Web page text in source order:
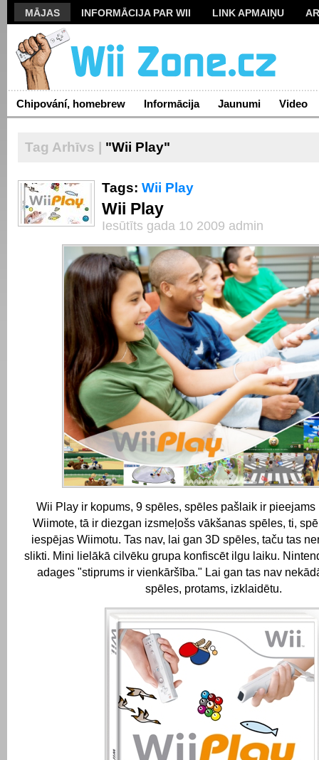
MĀJAS INFORMĀCIJA PAR WII LINK APMAIŅU
Chipování, homebrew Informācija Jaunumi Video
Tag Arhīvs | "Wii Play"
Tags: Wii Play
Wii Play
Iesūtīts gada 10 2009 admin
Wii Play ir kopums, 9 spēles, spēles pašlaik ir pieejams
Wiimote, tā ir diezgan izsmeļošs vākšanas spēles, ti,
iespējas Wiimotu. Tas nav, lai gan 3D spēles, taču tas
slikti. Mini lielākā cilvēku grupa konfiscēt ilgu laiku.
adages "stiprums ir vienkāršība." Lai gan tas nav
spēles, protams, izklaidētu.